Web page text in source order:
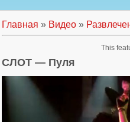
Главная » Видео »
СЛОТ — Пуля
This